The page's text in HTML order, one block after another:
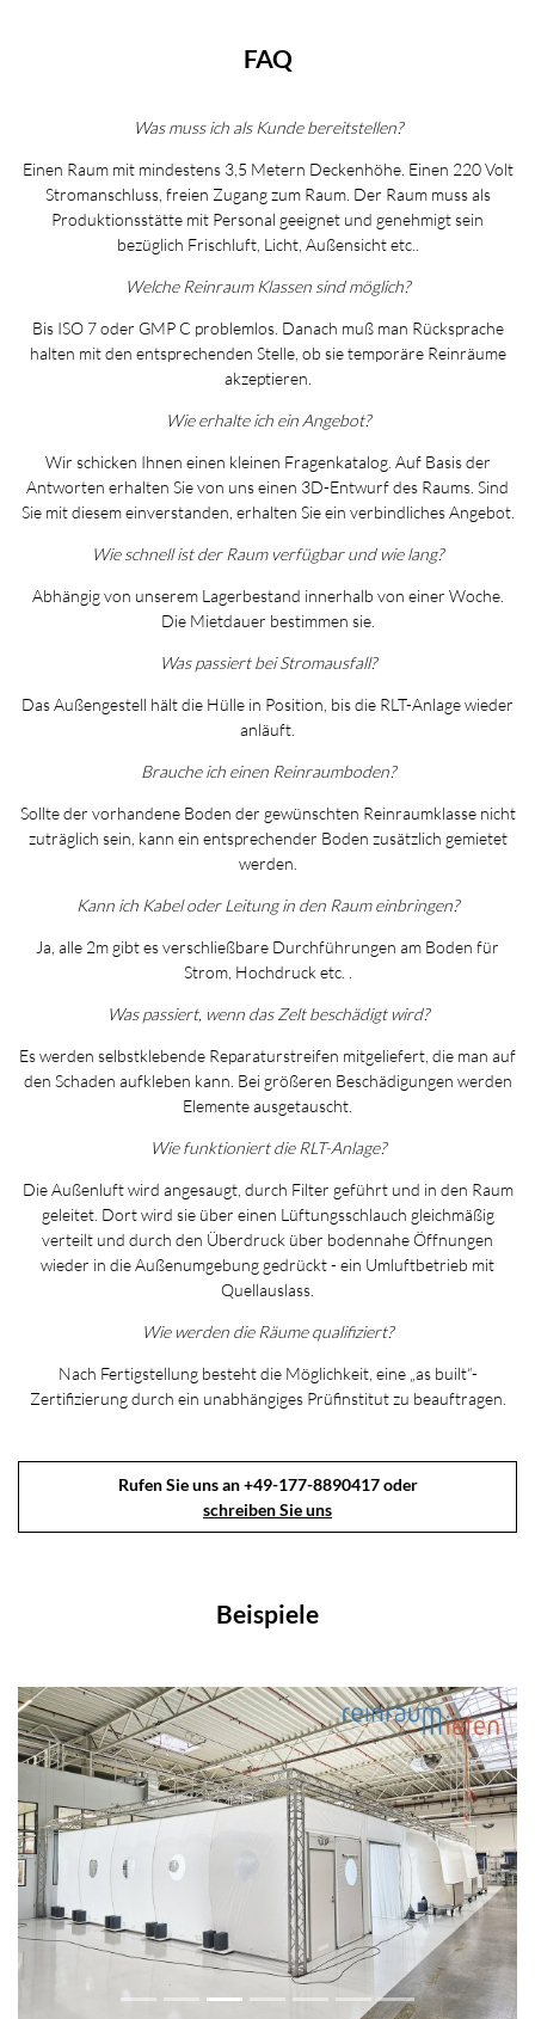
FAQ
Was muss ich als Kunde bereitstellen?
Einen Raum mit mindestens 3,5 Metern Deckenhöhe. Einen 220 Volt
Stromanschluss, freien Zugang zum Raum. Der Raum muss als
Produktionsstätte mit Personal geeignet und genehmigt sein
bezüglich Frischluft, Licht, Außensicht etc..
Welche Reinraum Klassen sind möglich?
Bis ISO 7 oder GMP C problemlos. Danach muß man Rücksprache
halten mit den entsprechenden Stelle, ob sie temporäre Reinräume
akzeptieren.
Wie erhalte ich ein Angebot?
Wir schicken Ihnen einen kleinen Fragenkatalog. Auf Basis der
Antworten erhalten Sie von uns einen 3D-Entwurf des Raums. Sind
Sie mit diesem einverstanden, erhalten Sie ein verbindliches Angebot.
Wie schnell ist der Raum verfügbar und wie lang?
Abhängig von unserem Lagerbestand innerhalb von einer Woche.
Die Mietdauer bestimmen sie.
Was passiert bei Stromausfall?
Das Außengestell hält die Hülle in Position, bis die RLT-Anlage wieder
anläuft.
Brauche ich einen Reinraumboden?
Sollte der vorhandene Boden der gewünschten Reinraumklasse nicht
zuträglich sein, kann ein entsprechender Boden zusätzlich gemietet
werden.
Kann ich Kabel oder Leitung in den Raum einbringen?
Ja, alle 2m gibt es verschließbare Durchführungen am Boden für
Strom, Hochdruck etc. .
Was passiert, wenn das Zelt beschädigt wird?
Es werden selbstklebende Reparaturstreifen mitgeliefert, die man auf
den Schaden aufkleben kann. Bei größeren Beschädigungen werden
Elemente ausgetauscht.
Wie funktioniert die RLT-Anlage?
Die Außenluft wird angesaugt, durch Filter geführt und in den Raum
geleitet. Dort wird sie über einen Lüftungsschlauch gleichmäßig
verteilt und durch den Überdruck über bodennahe Öffnungen
wieder in die Außenumgebung gedrückt - ein Umluftbetrieb mit
Quellauslass.
Wie werden die Räume qualifiziert?
Nach Fertigstellung besteht die Möglichkeit, eine „as built“-
Zertifizierung durch ein unabhängiges Prüfinstitut zu beauftragen.
Rufen Sie uns an +49-177-8890417 oder
schreiben Sie uns
Beispiele